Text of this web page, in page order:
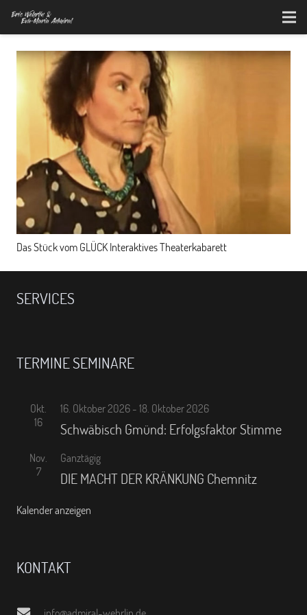
Das Stück vom GLÜCK Interaktives Theaterkabarett
SERVICES
TERMINE SEMINARE
Okt.
16
16. Oktober 2026 - 18. Oktober 2026
Schwäbisch Gmünd: Erfolgsfaktor Stimme
Nov.
7
Ganztägig
DIE MACHT DER KRÄNKUNG Chemnitz
Kalender anzeigen
KONTAKT